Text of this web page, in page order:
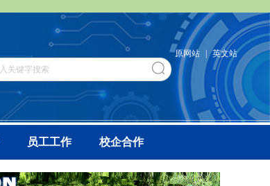
原网站 英文站
员工工作 校企合作